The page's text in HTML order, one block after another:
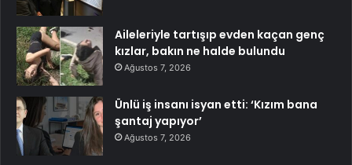
Aileleriyle tartışıp evden kaçan genç
kızlar, bakın ne halde bulundu
Ağustos 7, 2026
Ünlü iş insanı isyan etti: ‘Kızım bana
şantaj yapıyor’
Ağustos 7, 2026